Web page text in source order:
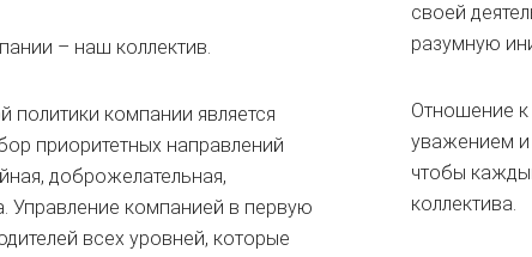
– наш коллектив.
компании является
приоритетных направлений
доброжелательная,
Управление компанией в первую
всех уровней, которые
своей
разумную
Отношение к
уважением и
чтобы
коллектива.